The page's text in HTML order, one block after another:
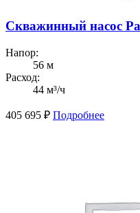
Скважинный насос
Напор:
56 м
Расход:
44 м³/ч
405 695 ₽ Подробнее